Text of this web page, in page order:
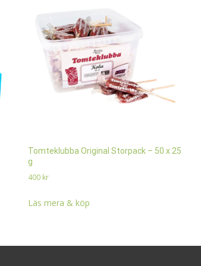
Tomteklubba Original Storpack – 50 x 25
g
400 kr
Läs mera & köp